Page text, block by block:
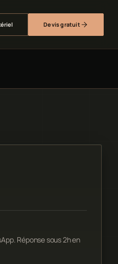
Devis gratuit
Réponse sous 2h en